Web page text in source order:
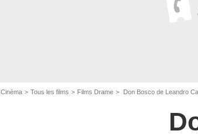
Cinéma Tous les films Films Drame Don Bosco de Leandro